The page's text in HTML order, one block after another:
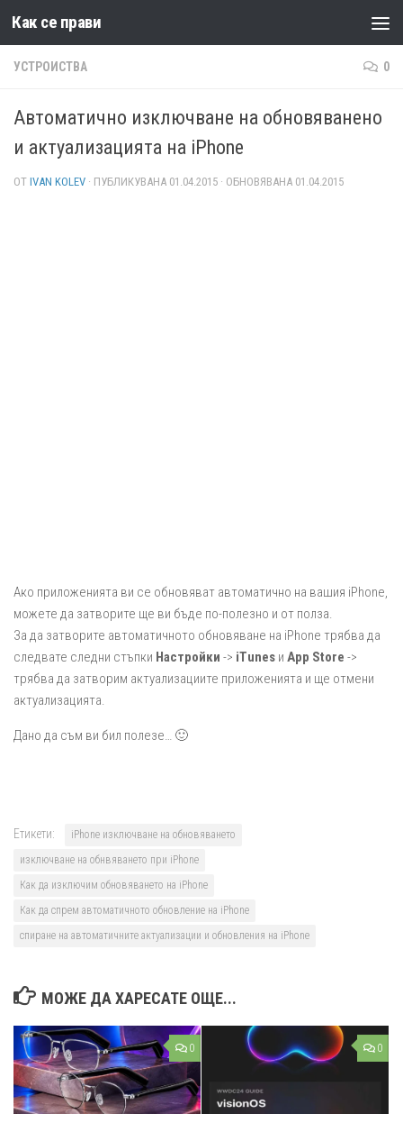
Към съдържанието
Как се прави
УСТРОИСТВА 0
Автоматично изключване на обновяванено
и актуализацията на iPhone
ОТ IVAN KOLEV · ПУБЛИКУВАНА 01.04.2015 · ОБНОВЯВАНА 01.04.2015
Ако приложенията ви се обновяват автоматично на вашия iPhone,
можете да затворите ще ви бъде по-полезно и от полза.
За да затворите автоматичното обновяване на iPhone трябва да
следвате следни стъпки Настройки -> iTunes и App Store ->
трябва да затворим актуализациите приложенията и ще отмени
актуализацията.
Дано да съм ви бил полезе… 🙂
Етикети:
iPhone изключване на обновяването
изключване на обнвяването при iPhone
Как да изключим обновяването на iPhone
Как да спрем автоматичното обновление на iPhone
спиране на автоматичните актуализации и обновления на iPhone
МОЖЕ ДА ХАРЕСАТЕ ОЩЕ...
0 0